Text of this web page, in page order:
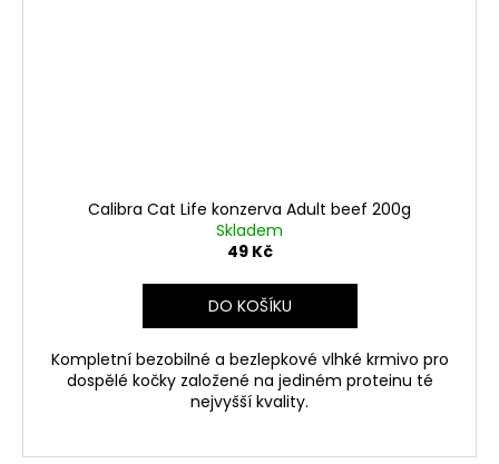
Calibra Cat Life konzerva Adult beef 200g
Skladem
49 Kč
DO KOŠÍKU
Kompletní bezobilné a bezlepkové vlhké krmivo pro
dospělé kočky založené na jediném proteinu té
nejvyšší kvality.